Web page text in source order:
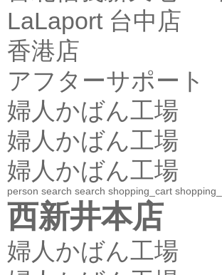
LaLaport 台中店
香港店
アフターサポート
婦人かばん工場
婦人かばん工場
婦人かばん工場
person search search shopping_cart
西新井本店
婦人かばん工場